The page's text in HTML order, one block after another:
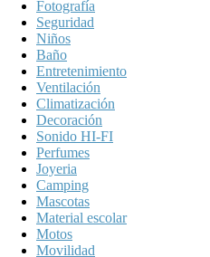
Fotografía
Seguridad
Niños
Baño
Entretenimiento
Ventilación
Climatización
Decoración
Sonido HI-FI
Perfumes
Joyeria
Camping
Mascotas
Material escolar
Motos
Movilidad